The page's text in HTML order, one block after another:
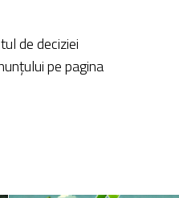
de deciziei
pe pagina